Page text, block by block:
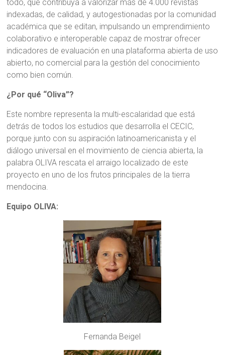
todo, que contribuya a valorizar más de 4.000 revistas
indexadas, de calidad, y autogestionadas por la comunidad
académica que se editan, impulsando un emprendimiento
colaborativo e interoperable capaz de mostrar ofrecer
indicadores de evaluación en una plataforma abierta de uso
abierto, no comercial para la gestión del conocimiento
como bien común.
¿Por qué “Oliva”?
Este nombre representa la multi-escalaridad que está
detrás de todos los estudios que desarrolla el CECIC,
porque junto con su aspiración latinoamericanista y el
diálogo universal en el movimiento de ciencia abierta, la
palabra OLIVA rescata el arraigo localizado de este
proyecto en uno de los frutos principales de la tierra
mendocina.
Equipo OLIVA:
Fernanda Beigel